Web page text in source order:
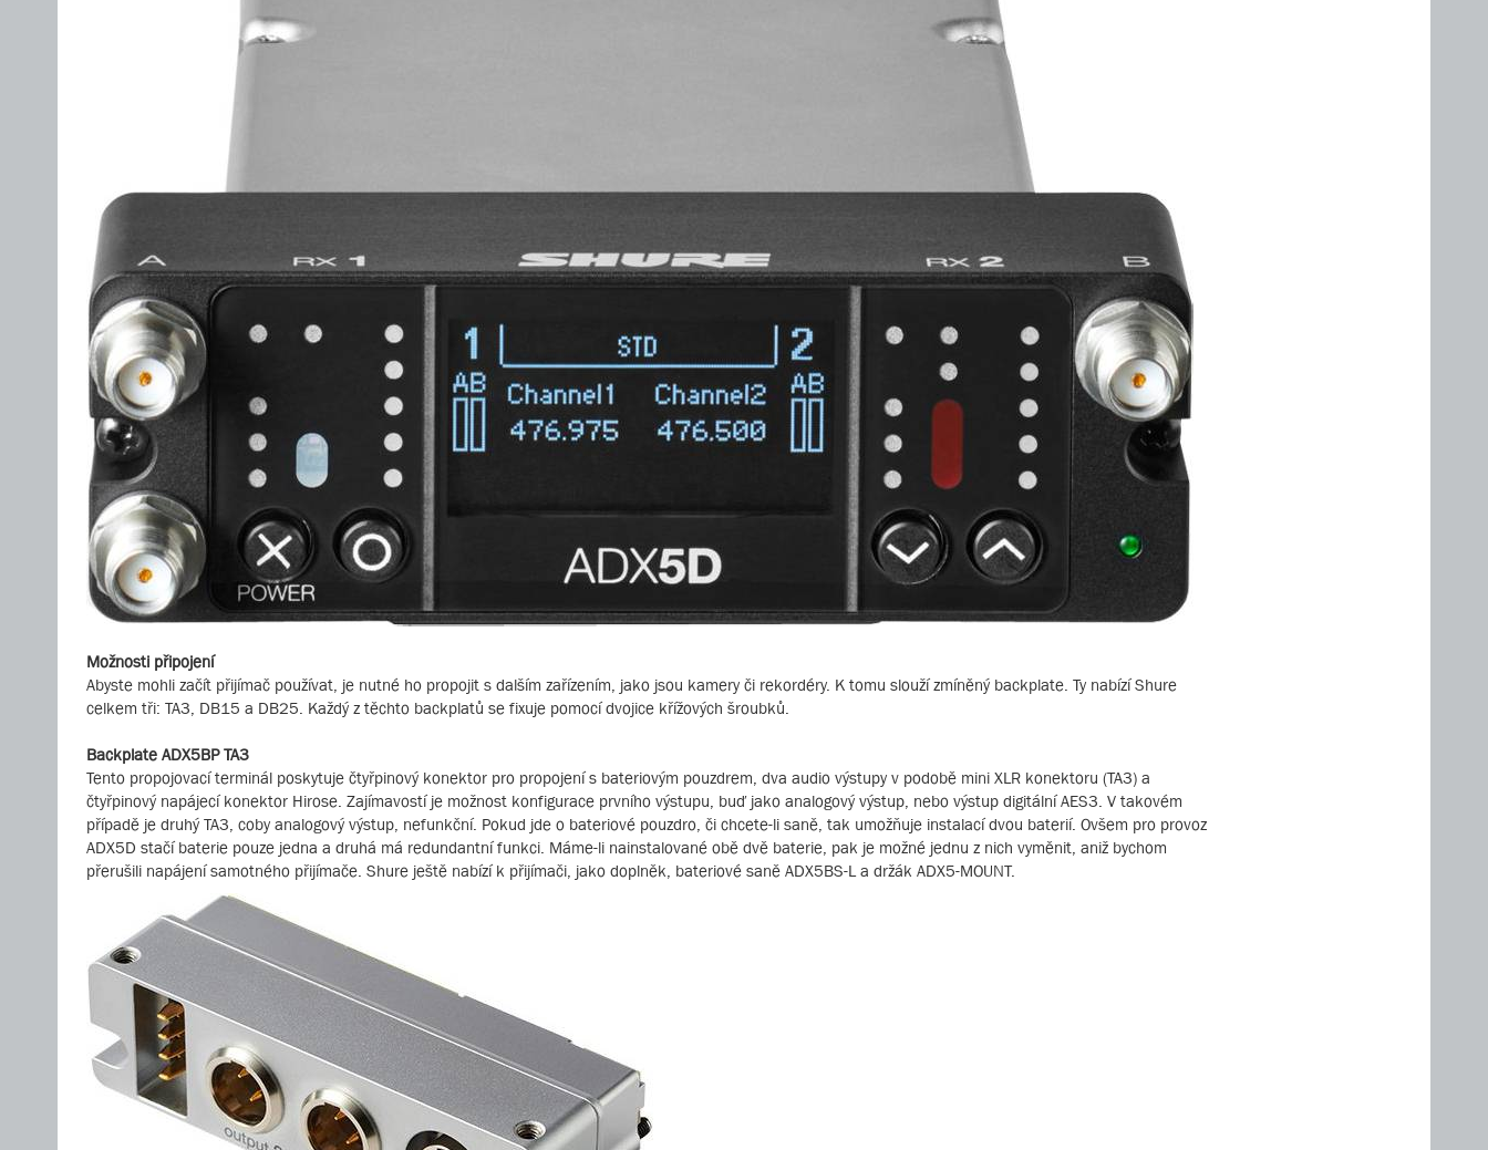
Možnosti připojení
Abyste mohli začít přijímač používat, je nutné ho propojit s dalším zařízením, jako jsou kamery či rekordéry. K tomu slouží zmíněný backplate. Ty nabízí Shure
celkem tři: TA3, DB15 a DB25. Každý z těchto backplatů se fixuje pomocí dvojice křížových šroubků.
Backplate ADX5BP TA3
Tento propojovací terminál poskytuje čtyřpinový konektor pro propojení s bateriovým pouzdrem, dva audio výstupy v podobě mini XLR konektoru (TA3) a
čtyřpinový napájecí konektor Hirose. Zajímavostí je možnost konfigurace prvního výstupu, buď jako analogový výstup, nebo výstup digitální AES3. V takovém
případě je druhý TA3, coby analogový výstup, nefunkční. Pokud jde o bateriové pouzdro, či chcete-li saně, tak umožňuje instalací dvou baterií. Ovšem pro provoz
ADX5D stačí baterie pouze jedna a druhá má redundantní funkci. Máme-li nainstalované obě dvě baterie, pak je možné jednu z nich vyměnit, aniž bychom
přerušili napájení samotného přijímače. Shure ještě nabízí k přijímači, jako doplněk, bateriové saně ADX5BS-L a držák ADX5-MOUNT.